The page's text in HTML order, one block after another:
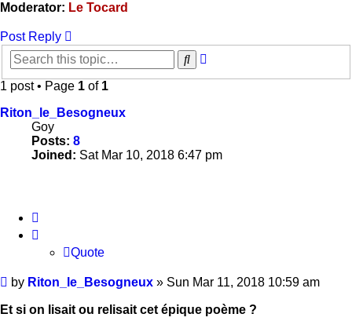
Moderator: Le Tocard
Post Reply
Search
1 post • Page 1 of 1
Riton_le_Besogneux
Goy
Posts: 8
Joined: Sat Mar 10, 2018 6:47 pm
Quote
Post
by Riton_le_Besogneux » Sun Mar 11, 2018 10:59 am
Et si on lisait ou relisait cet épique poème ?